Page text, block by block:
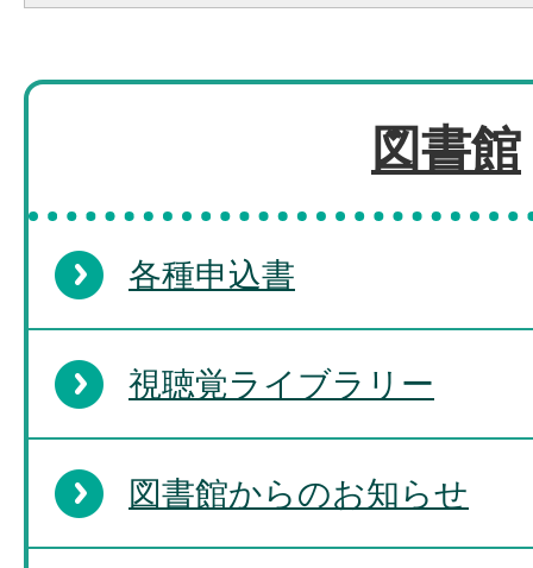
図書館
各種申込書
視聴覚ライブラリー
図書館からのお知らせ